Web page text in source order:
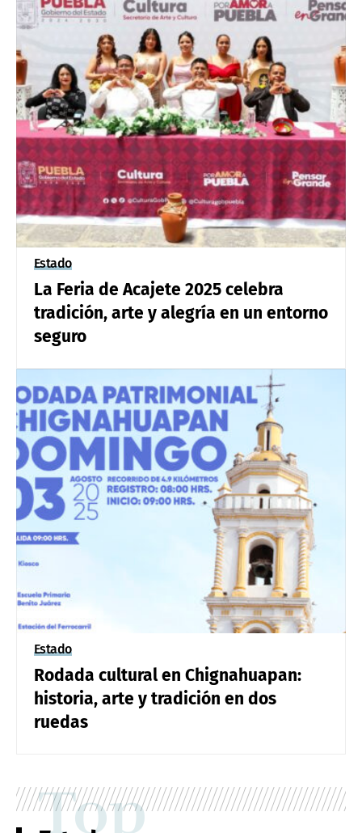
Estado
La Feria de Acajete 2025 celebra
tradición, arte y alegría en un entorno
seguro
Estado
Rodada cultural en Chignahuapan:
historia, arte y tradición en dos
ruedas
Top